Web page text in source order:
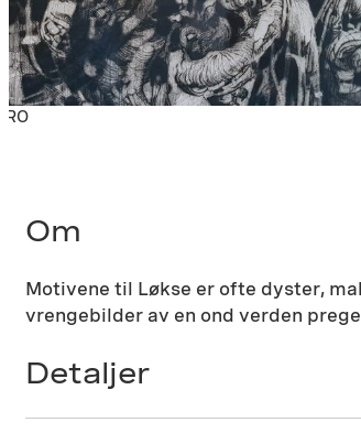
Om
Motivene til Løkse er ofte dyster,
vrengebilder av en ond verden
Detaljer